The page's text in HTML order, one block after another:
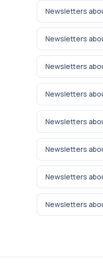
Newsletters
Newsletters
Newsletters
Newsletters
Newsletters
Newsletters
Newsletters
Newsletters